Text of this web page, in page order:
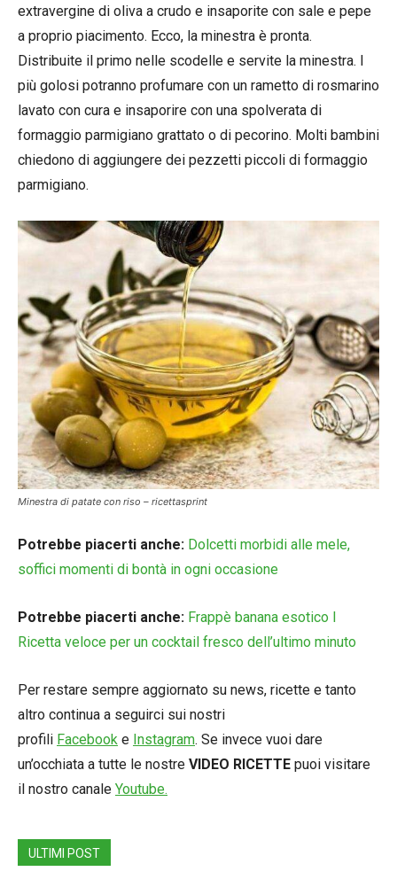
extravergine di oliva a crudo e insaporite con sale e pepe
a proprio piacimento. Ecco, la minestra è pronta.
Distribuite il primo nelle scodelle e servite la minestra. I
più golosi potranno profumare con un rametto di rosmarino
lavato con cura e insaporire con una spolverata di
formaggio parmigiano grattato o di pecorino. Molti bambini
chiedono di aggiungere dei pezzetti piccoli di formaggio
parmigiano.
Minestra di patate con riso – ricettasprint
Potrebbe piacerti anche: Dolcetti morbidi alle mele,
soffici momenti di bontà in ogni occasione
Potrebbe piacerti anche: Frappè banana esotico l
Ricetta veloce per un cocktail fresco dell’ultimo minuto
Per restare sempre aggiornato su news, ricette e tanto
altro continua a seguirci sui nostri
profili Facebook e Instagram. Se invece vuoi dare
un’occhiata a tutte le nostre VIDEO RICETTE puoi visitare
il nostro canale Youtube.
ULTIMI POST